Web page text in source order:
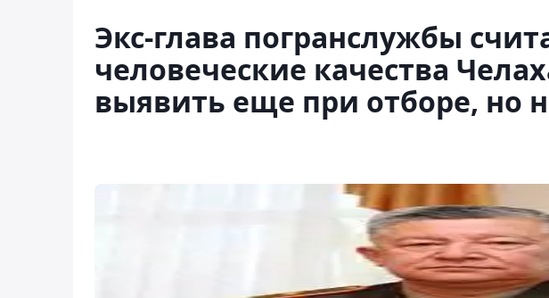
Экс-глава погранслужбы
человеческие качества
выявить еще при отборе, но